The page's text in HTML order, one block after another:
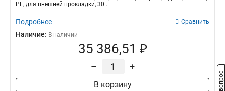
PE, для внешней прокладки, 30...
Подробнее Сравнить
Наличие: В наличии
35 386,51 ₽
– +
В корзину